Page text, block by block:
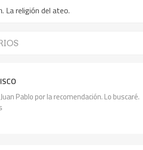
La religión del ateo.
Pablo por la recomendación. Lo buscaré.